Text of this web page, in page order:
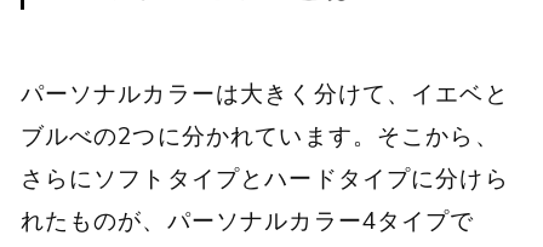
パーソナルカラーは大きく分けて、イエベと
ブルべの2つに分かれています。そこから、
さらにソフトタイプとハードタイプに分けら
れたものが、パーソナルカラー4タイプで